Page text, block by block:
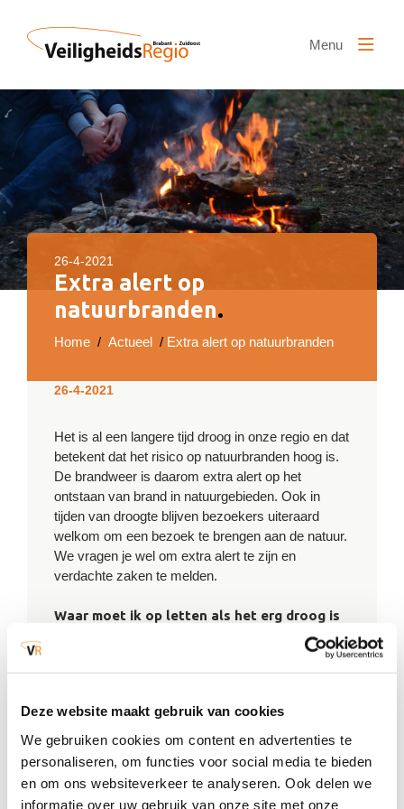
Deze website maakt gebruik van cookies
We gebruiken cookies om content en advertenties te
personaliseren, om functies voor social media te bieden
en om ons websiteverkeer te analyseren. Ook delen we
informatie over uw gebruik van onze site met onze
Menu
Extra alert op
natuurbranden.
26-4-2021
Home / Actueel / Extra alert op natuurbranden
26-4-2021
Het is al een langere tijd droog in onze regio en dat
betekent dat het risico op natuurbranden hoog is.
De brandweer is daarom extra alert op het
ontstaan van brand in natuurgebieden. Ook in
tijden van droogte blijven bezoekers uiteraard
welkom om een bezoek te brengen aan de natuur.
We vragen je wel om extra alert te zijn en
verdachte zaken te melden.
Waar moet ik op letten als het erg droog is
stoken. Ook vuurkorven, fakkels, wensballonnen
natuur koken met open vuur op vaste
brandstoffen, zoals hout of houtskool/briketten.
• Ga ervan uit dat de eventueel verleende
zie de voorwaarden van de ontheffing of neem